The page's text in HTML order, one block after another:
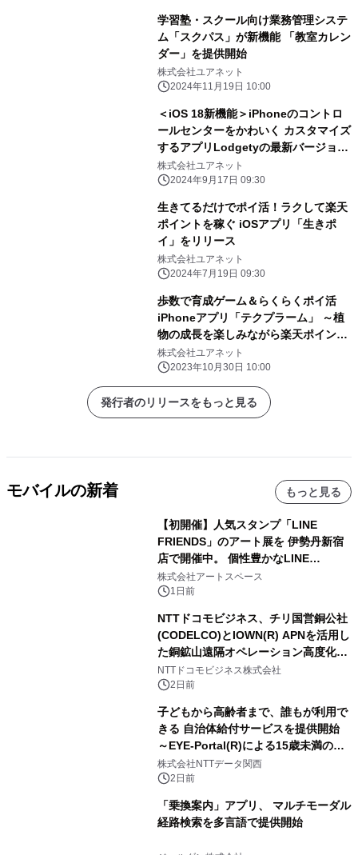
学習塾・スクール向け業務管理システ
ム「スクパス」が新機能 「教室カレン
ダー」を提供開始
株式会社ユアネット
2024年11月19日 10:00
＜iOS 18新機能＞iPhoneのコントロ
ールセンターをかわいく カスタマイズ
するアプリLodgetyの最新バージョン
公開
株式会社ユアネット
2024年9月17日 09:30
生きてるだけでポイ活！ラクして楽天
ポイントを稼ぐ iOSアプリ「生きポ
イ」をリリース
株式会社ユアネット
2024年7月19日 09:30
歩数で育成ゲーム＆らくらくポイ活
iPhoneアプリ「テクプラーム」 ～植
物の成長を楽しみながら楽天ポイント
を貯めよう～
株式会社ユアネット
2023年10月30日 10:00
発行者のリリースをもっと見る
モバイルの新着 もっと見る
【初開催】人気スタンプ「LINE
FRIENDS」のアート展を 伊勢丹新宿
店で開催中。 個性豊かなLINE
FRIENDSの仲間たちが インテリアア
ートとして新たな魅力を発信。
株式会社アートスペース
1日前
NTTドコモビジネス、チリ国営銅公社
(CODELCO)とIOWN(R) APNを活用し
た銅鉱山遠隔オペレーション高度化に
向けた調査・実証を開始
NTTドコモビジネス株式会社
2日前
子どもから高齢者まで、誰もが利用で
きる 自治体給付サービスを提供開始
～EYE-Portal(R)による15歳未満の本
人認証と デジタルデバイド対策で実現
～
株式会社NTTデータ関西
2日前
「乗換案内」アプリ、 マルチモーダル
経路検索を多言語で提供開始